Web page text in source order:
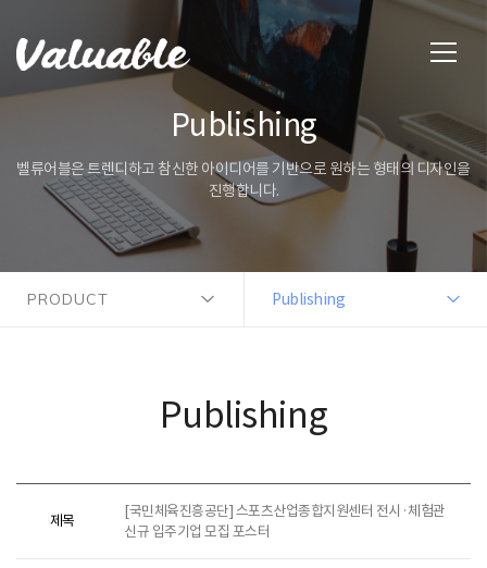
Publishing
벨류어블은 트렌디하고 참신한 아이디어를 기반으로 원하는 형태의 디자인을
진행합니다.
PRODUCT Publishing
Publishing
제목
[국민체육진흥공단] 스포츠산업종합지원센터 전시·체험관
신규 입주기업 모집 포스터